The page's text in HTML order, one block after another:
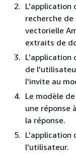
L'application
recherche
vectorielle
extraits de
L'application
de
l'invite au
Le modèle
une réponse
la réponse.
L'application
l'utilisateur.